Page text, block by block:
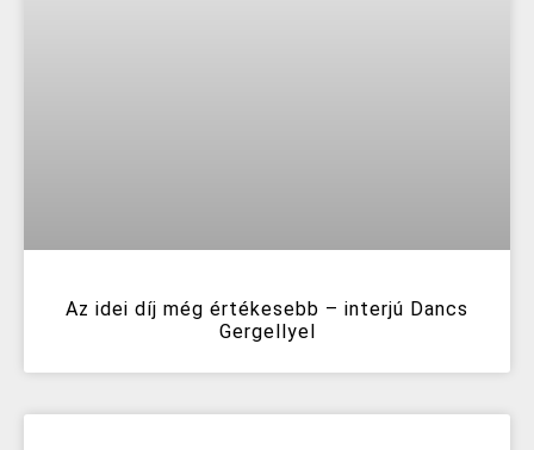
Az idei díj még értékesebb – interjú Dancs
Gergellyel